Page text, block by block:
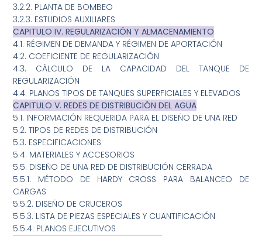
3.2.2. PLANTA DE BOMBEO
3.2.3. ESTUDIOS AUXILIARES
CAPITULO IV. REGULARIZACIÓN Y ALMACENAMIENTO
4.1. RÉGIMEN DE DEMANDA Y RÉGIMEN DE APORTACIÓN
4.2. COEFICIENTE DE REGULARIZACIÓN
4.3. CÁLCULO DE LA CAPACIDAD DEL TANQUE DE
REGULARIZACIÓN
4.4. PLANOS TIPOS DE TANQUES SUPERFICIALES Y ELEVADOS
CAPITULO V. REDES DE DISTRIBUCIÓN DEL AGUA
5.1. INFORMACIÓN REQUERIDA PARA EL DISEÑO DE UNA RED
5.2. TIPOS DE REDES DE DISTRIBUCIÓN
5.3. ESPECIFICACIONES
5.4. MATERIALES Y ACCESORIOS
5.5. DISEÑO DE UNA RED DE DISTRIBUCIÓN CERRADA
5.5.1. MÉTODO DE HARDY CROSS PARA BALANCEO DE
CARGAS
5.5.2. DISEÑO DE CRUCEROS
5.5.3. LISTA DE PIEZAS ESPECIALES Y CUANTIFICACIÓN
5.5.4. PLANOS EJECUTIVOS